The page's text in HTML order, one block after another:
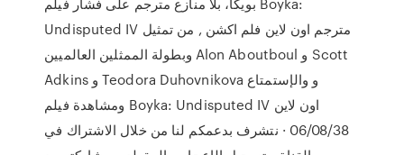
Undisputed IV مترجم اون لاين فلم اكشن , من تمثيل
وبطولة الممثلين العالميين Alon Aboutboul و Scott
Adkins و Teodora Duhovnikova و والإستمتاع
ومشاهدة فيلم Boyka: Undisputed IV اون لاين
06/08/38 · نتشرف بدعمكم لنا من خلال الاشتراك في